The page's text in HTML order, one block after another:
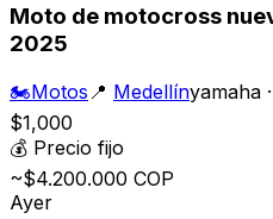
Moto de motocross
2025
🏍️Motos 📍 Medellínyamaha
$1,000
💰 Precio fijo
~$4.200.000 COP
Ayer